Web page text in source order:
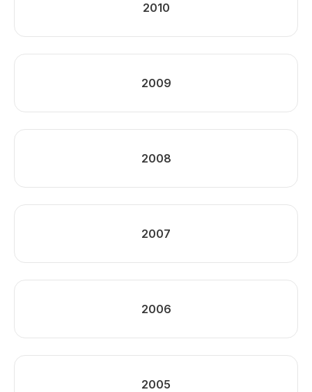
2010
2009
2008
2007
2006
2005